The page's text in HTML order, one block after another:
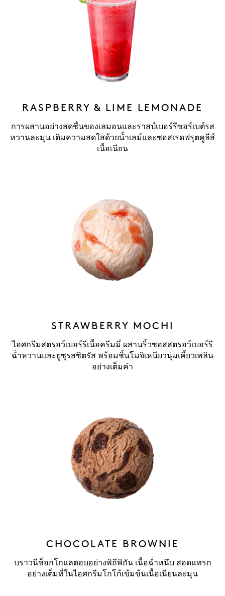
RASPBERRY & LIME LEMONADE
การผสานอย่างสดชื่นของเลมอนและราสป์เบอร์รีซอร์เบต์รส
หวานละมุน เติมความสดใสด้วยน้ำเลม์และซอสเรดฟรุตคูลีส์
เนื้อเนียน
STRAWBERRY MOCHI
ไอศกรีมสตรอว์เบอร์รีเนื้อครีมมี่ ผสานริ้วซอสสตรอว์เบอร์รี
ฉ่ำหวานและยูซุรสซิตรัส พร้อมชิ้นโมจิเหนียวนุ่มเคี้ยวเพลิน
อย่างเต็มคำ
CHOCOLATE BROWNIE
บราวนีช็อกโกแลตอบอย่างพิถีพิถัน เนื้อฉ่ำหนึบ สอดแทรก
อย่างเต็มที่ในไอศกรีมโกโก้เข้มข้นเนื้อเนียนละมุน